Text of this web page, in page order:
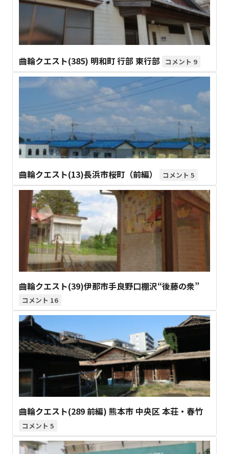
曲輪クエスト(385) 明和町 行部 東行部 9
曲輪クエスト(13)長浜市桜町（前編） 5
曲輪クエスト(39)伊那市手良野口棚沢“後藤の衆”
16
曲輪クエスト(289 前編) 熊本市 中央区 本荘・春竹
5